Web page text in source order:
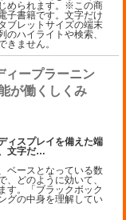
められます。※この商
子書籍です。文字だけ
ブレットサイズの端末
ハイライトや検索、
きません。
ィープラーニン
が働くしくみ
ィスプレイを備えた端
文字だ…
ベースとなっている数
どのように効いて、
す。「ブラックボック
グの中身を理解してい